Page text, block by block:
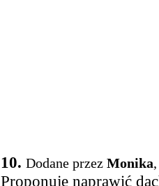
10. Dodane przez Monika
Proponuje naprawić